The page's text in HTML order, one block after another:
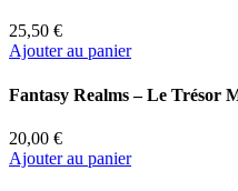
25,50 €
Ajouter au panier
Fantasy Realms – Le Trésor
20,00 €
Ajouter au panier